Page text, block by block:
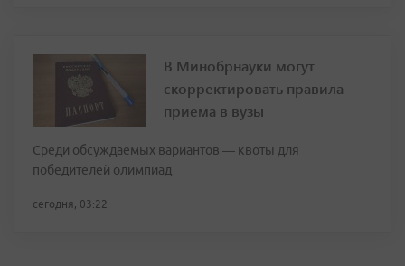
В Минобрнауки могут
скорректировать правила
приема в вузы
Среди обсуждаемых вариантов — квоты для
победителей олимпиад
сегодня, 03:22